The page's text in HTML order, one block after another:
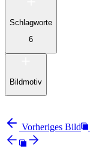
Schlagworte
6
Bildmotiv
Vorheriges Bild